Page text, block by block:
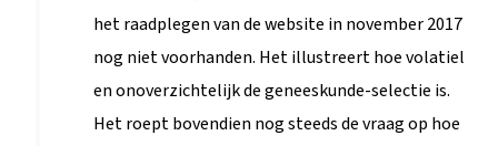
het raadplegen van de website in november 2017
nog niet voorhanden. Het illustreert hoe volatiel
en onoverzichtelijk de geneeskunde-selectie is.
Het roept bovendien nog steeds de vraag op hoe